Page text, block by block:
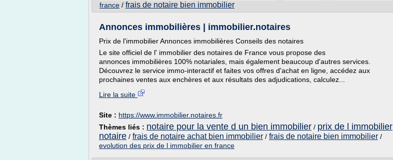
france / frais de notaire bien immobilier
Annonces immobilières | immobilier.notaires
Prix de l'immobilier Annonces immobilières Conseils des notaires
Le site officiel de l' immobilier des notaires de France vous propose des
annonces immobilières 100% notariales, mais également beaucoup d'autres services.
Découvrez le service immo-interactif et faites vos offres d'achat en ligne, accédez aux
prochaines ventes aux enchères et aux résultats des adjudications, calculez...
Lire la suite
Site : https://www.immobilier.notaires.fr
Thèmes liés : notaire pour la vente d un bien immobilier / prix de l immobilier
notaire / frais de notaire achat bien immobilier / frais de notaire bien immobilier /
evolution des prix de l immobilier en france